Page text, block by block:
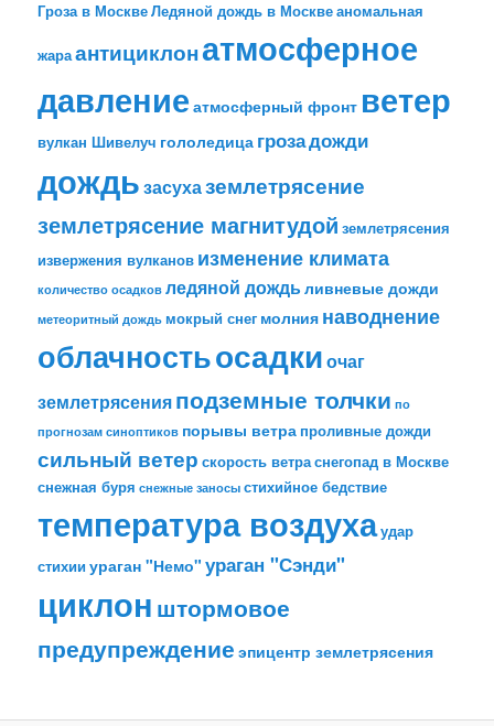
Гроза в МосквеЛедяной дождь в Москвеаномальная
жараантициклонатмосферное
давление атмосферный фронт ветер
вулкан Шивелуч гололедица грозадожди
дождьзасухаземлетрясение
землетрясение магнитудой землетрясения
извержения вулканов изменение климата
количество осадков ледяной дождьливневые дожди
метеоритный дождь мокрый снег молния наводнение
облачностьосадкиочаг
землетрясенияподземные толчки по
прогнозам синоптиков порывы ветра проливные дожди
сильный ветер скорость ветраснегопад в Москве
снежная буря снежные заносы стихийное бедствие
температура воздухаудар
стихии ураган "Немо" ураган "Сэнди"
циклон штормовое
предупреждение эпицентр землетрясения